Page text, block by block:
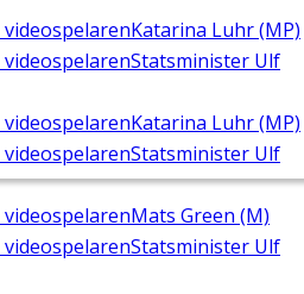
videospelarenKatarina Luhr (MP)
Statsminister Ulf
videospelarenKatarina Luhr (MP)
videospelarenStatsminister Ulf
videospelarenMats Green (M)
videospelarenStatsminister Ulf